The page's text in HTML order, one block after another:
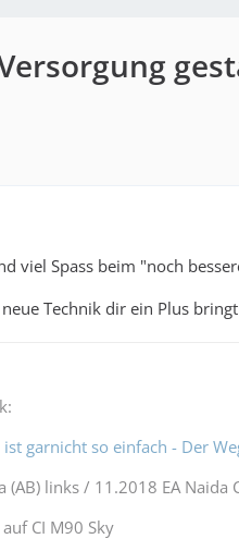
viel Spass beim "noch
neue Technik dir ein Plus
garnicht so einfach - Der
(AB) links / 11.2018 EA Naida
CI M90 Sky